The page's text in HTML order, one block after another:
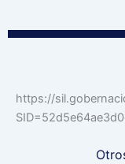
https://